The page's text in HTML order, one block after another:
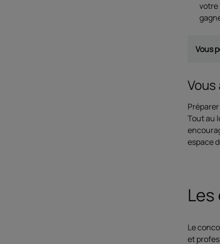
votre
Vous
Tout au
espace
Le
et